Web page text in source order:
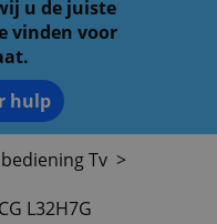
u de juiste
vinden voor
hulp
Tv >
L32H7G